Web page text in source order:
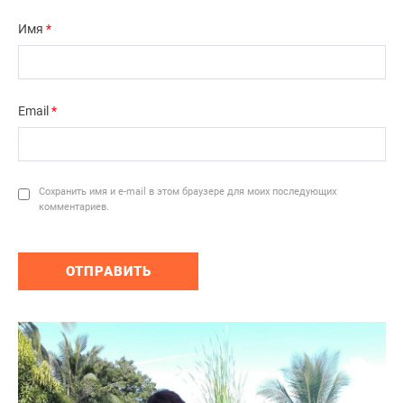
Имя *
Email *
Сохранить имя и e-mail в этом браузере для моих последующих
комментариев.